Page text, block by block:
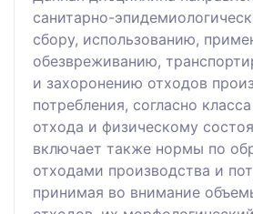
санитарно-
сбору, использованию,
обезвреживанию,
и захоронению отходов
потребления, согласно
отхода и физическому
включает также нормы по
отходами производства и
принимая во внимание